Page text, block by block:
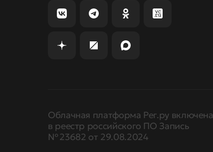
Облачная платформа Рег.ру включена
в реестр российского ПО Запись
№ 23682 от 29.08.2024